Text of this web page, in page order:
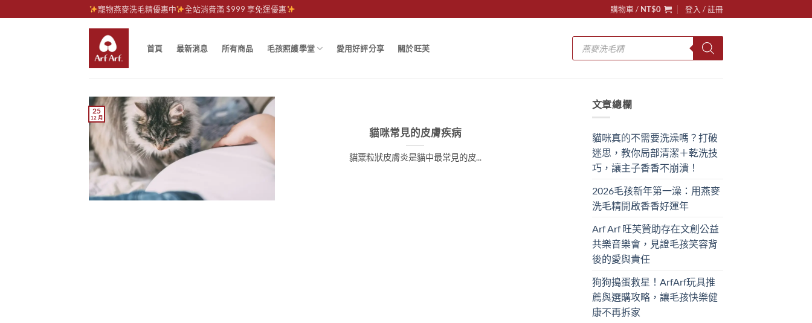
to
寵物燕麥洗毛精優惠中 全站消費滿 $999 享免運優惠 購物車 / NT$0 登入 / 註冊
首頁 最新消息 所有商品 毛孩照護學堂 愛用好評分享 關於旺芙
Products
search
貓咪常見的皮膚疾病
貓粟粒狀皮膚炎是貓中最常見的皮...
25
12 月
文章總欄
貓咪真的不需要洗澡嗎？打破
迷思，教你局部清潔＋乾洗技
巧，讓主子香香不崩潰！
2026毛孩新年第一澡：用燕麥
洗毛精開啟香香好運年
Arf Arf 旺芙贊助存在文創公益
共樂音樂會，見證毛孩笑容背
後的愛與責任
狗狗搗蛋救星！ArfArf玩具推
薦與選購攻略，讓毛孩快樂健
康不再拆家